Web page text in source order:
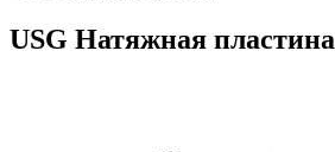
USG Натяжная пластина